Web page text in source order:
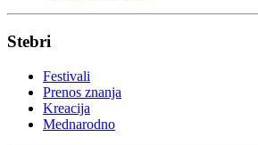
Stebri
Festivali
Prenos znanja
Kreacija
Mednarodno